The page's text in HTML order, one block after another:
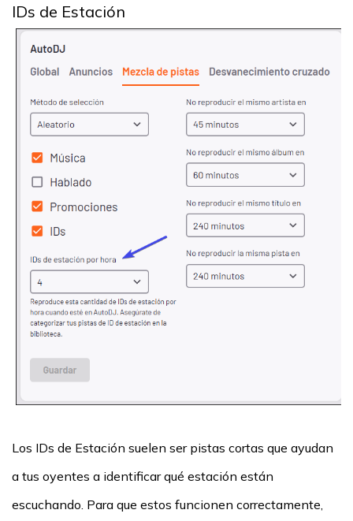
IDs de Estación
Los IDs de Estación suelen ser pistas cortas que ayudan
a tus oyentes a identificar qué estación están
escuchando. Para que estos funcionen correctamente,